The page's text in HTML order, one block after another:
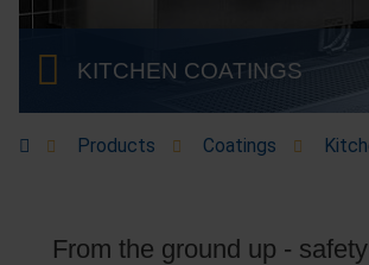
KITCHEN COATINGS
Products Coatings
From the ground up -